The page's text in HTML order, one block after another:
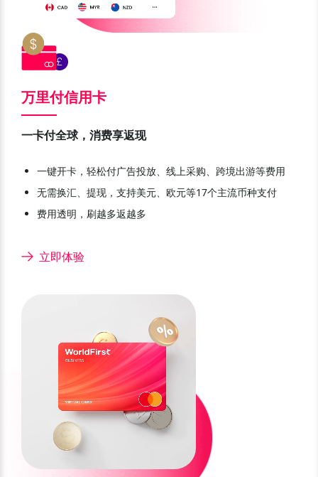
万里付信用卡
一卡付全球，消费享返现
一键开卡，轻松付广告投放、线上采购、跨境出游等费用
无需换汇、提现，支持美元、欧元等17个主流币种支付
费用透明，刷越多返越多
立即体验